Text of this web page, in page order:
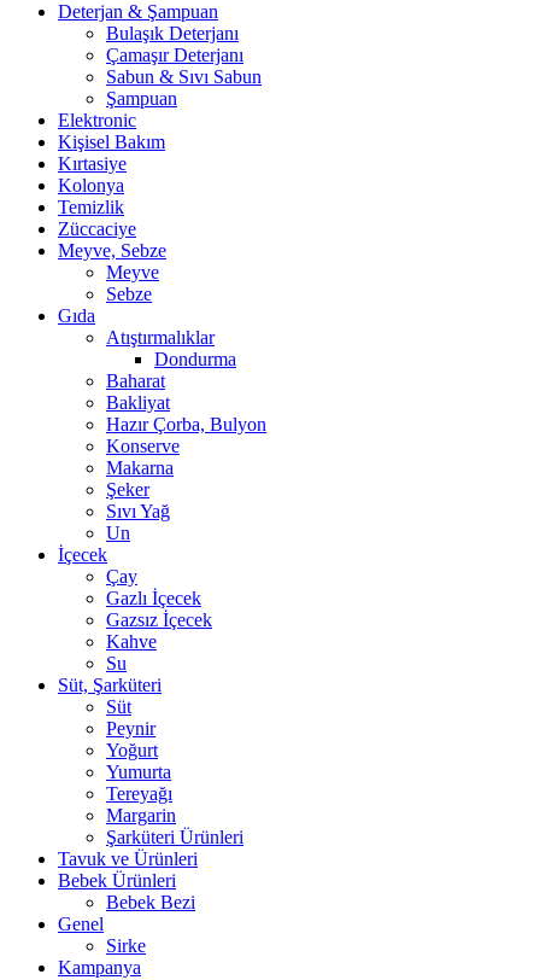
Deterjan & Şampuan
Bulaşık Deterjanı
Çamaşır Deterjanı
Sabun & Sıvı Sabun
Şampuan
Elektronic
Kişisel Bakım
Kırtasiye
Kolonya
Temizlik
Züccaciye
Meyve, Sebze
Meyve
Sebze
Gıda
Atıştırmalıklar
Dondurma
Baharat
Bakliyat
Hazır Çorba, Bulyon
Konserve
Makarna
Şeker
Sıvı Yağ
Un
İçecek
Çay
Gazlı İçecek
Gazsız İçecek
Kahve
Su
Süt, Şarküteri
Süt
Peynir
Yoğurt
Yumurta
Tereyağı
Margarin
Şarküteri Ürünleri
Tavuk ve Ürünleri
Bebek Ürünleri
Bebek Bezi
Genel
Sirke
Kampanya